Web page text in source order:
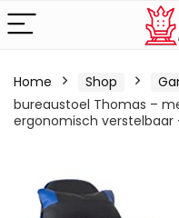
Home Shop
bureaustoel Thomas –
ergonomisch verstelbaar